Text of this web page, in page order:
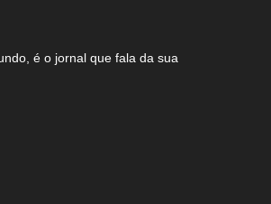
é o jornal que fala da sua